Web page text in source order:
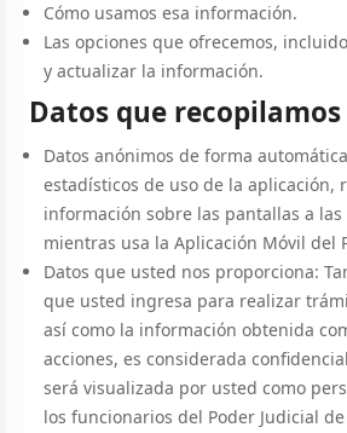
Cómo usamos esa información.
Las opciones que ofrecemos,
y actualizar la información.
Datos que recopilamos
Datos anónimos de forma
estadísticos de uso de la aplicación,
información sobre las pantallas a
mientras usa la Aplicación Móvil del
Datos que usted nos proporciona:
que usted ingresa para realizar
así como la información obtenida
acciones, es considerada
será visualizada por usted como
los funcionarios del Poder Judicial de